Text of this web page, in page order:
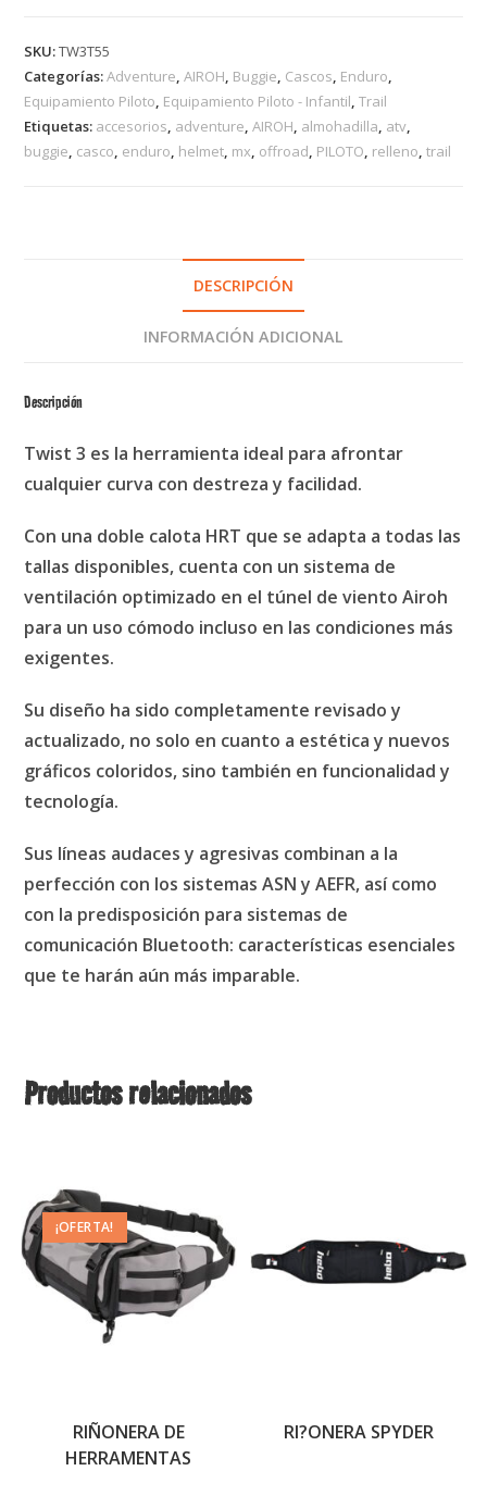
SKU:TW3T55
Categorías:Adventure,AIROH, Buggie, Cascos, Enduro,
Equipamiento Piloto, Equipamiento Piloto - Infantil,Trail
Etiquetas: accesorios, adventure,AIROH, almohadilla, atv,
buggie, casco, enduro, helmet, mx, offroad, PILOTO, relleno,trail
DESCRIPCIÓN
INFORMACIÓN ADICIONAL
Descripción
Twist 3 es la herramienta ideal para afrontar
cualquier curva con destreza y facilidad.
Con una doble calota HRT que se adapta a todas las
tallas disponibles, cuenta con un sistema de
ventilación optimizado en el túnel de viento Airoh
para un uso cómodo incluso en las condiciones más
exigentes.
Su diseño ha sido completamente revisado y
actualizado, no solo en cuanto a estética y nuevos
gráficos coloridos, sino también en funcionalidad y
tecnología.
Sus líneas audaces y agresivas combinan a la
perfección con los sistemas ASN y AEFR, así como
con la predisposición para sistemas de
comunicación Bluetooth: características esenciales
que te harán aún más imparable.
Productos relacionados
¡OFERTA!
RIÑONERA DE
HERRAMENTAS
RI?ONERA SPYDER